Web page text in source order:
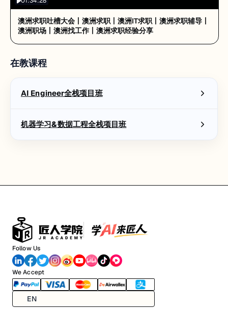
澳洲求职吐槽大会丨澳洲求职丨澳洲IT求职丨澳洲求职辅导丨
澳洲职场丨澳洲找工作丨澳洲求职经验分享
在教课程
AI Engineer全栈项目班
机器学习&数据工程全栈项目班
Follow Us
We Accept
EN